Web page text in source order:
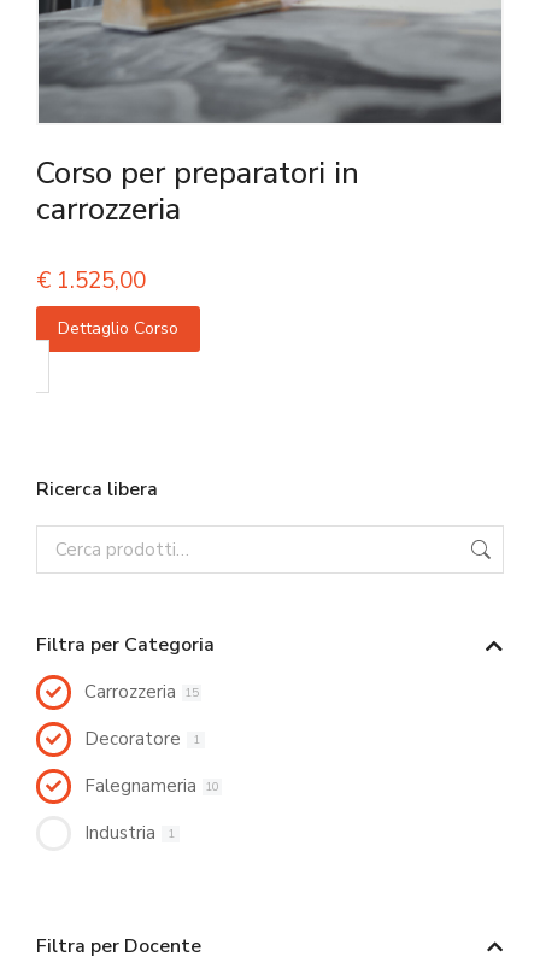
Corso per preparatori in
carrozzeria
€ 1.525,00
Dettaglio Corso
Ricerca libera
Filtra per Categoria
Carrozzeria 15
Decoratore 1
Falegnameria 10
Industria 1
Filtra per Docente